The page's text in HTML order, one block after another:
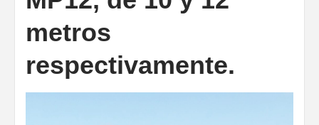
metros
respectivamente.